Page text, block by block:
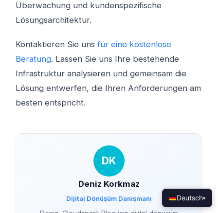
Überwachung und kundenspezifische
Lösungsarchitektur.
Kontaktieren Sie unsfür eine kostenlose
Beratung. Lassen Sie uns Ihre bestehende
Infrastruktur analysieren und gemeinsam die
Lösung entwerfen, die Ihren Anforderungen am
besten entspricht.
DK
Deniz Korkmaz
Dijital Dönüşüm Danışmanı Deutsch▾